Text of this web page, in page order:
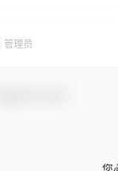
管理员